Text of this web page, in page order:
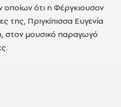
οποίων ότι η Φέργκιουσον
της, Πριγκίπισσα Ευγενία
, στον μουσικό παραγωγό